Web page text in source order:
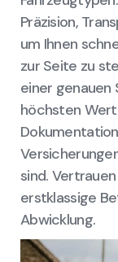
Präzision,
um Ihnen
zur Seite zu
einer genauen
höchsten
sind.
erstklassige
Abwicklung.